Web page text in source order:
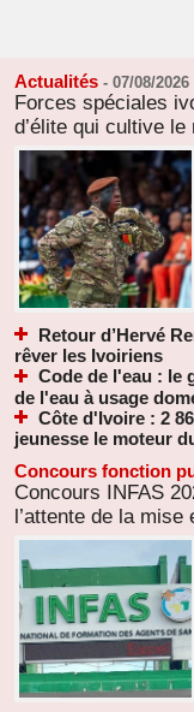
Actualités - 07/08/2026
Forces spéciales
d’élite qui cultive
Retour d’Hervé
rêver les Ivoiriens
Code de l'eau : le
de l'eau à usage
Côte d'Ivoire : 2
jeunesse le moteur
Concours fonction
Concours INFAS
l’attente de la